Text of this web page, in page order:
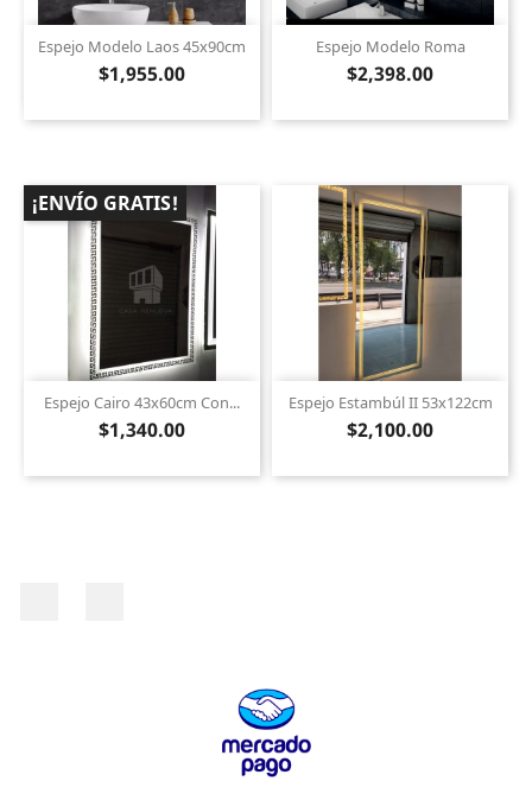
Espejo Modelo Laos 45x90cm
$1,955.00
Espejo Modelo Roma
$2,398.00
Espejo Cairo 43x60cm Con...
$1,340.00
¡ENVÍO GRATIS!
Espejo Estambúl II 53x122cm
$2,100.00